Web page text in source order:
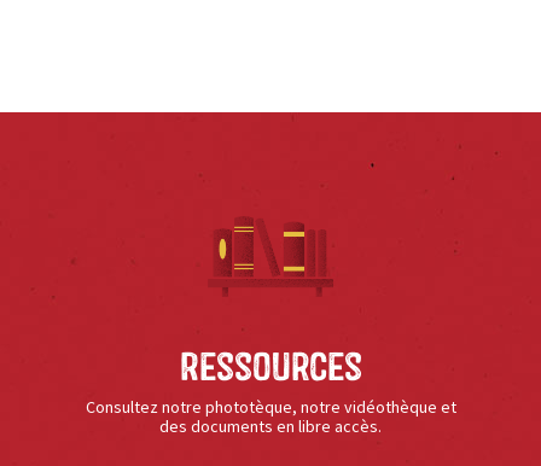
Ressources
Consultez notre phototèque, notre vidéothèque et
des documents en libre accès.